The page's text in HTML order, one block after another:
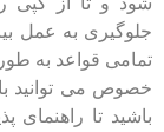
جلوگیری به عمل
تمامی قواعد به
خصوص می توانید
باشید تا راهنمای